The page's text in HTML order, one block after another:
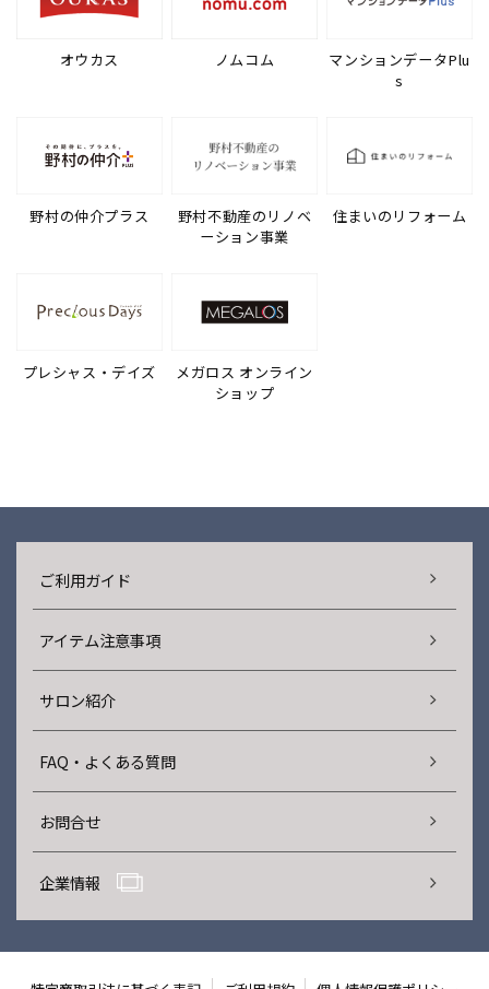
オウカス ノムコム
マンションデータPlu
s
野村の仲介プラス
野村不動産のリノベ
ーション事業
住まいのリフォーム
プレシャス・デイズ
メガロス オンライン
ショップ
ご利用ガイド
アイテム注意事項
サロン紹介
FAQ・よくある質問
お問合せ
企業情報